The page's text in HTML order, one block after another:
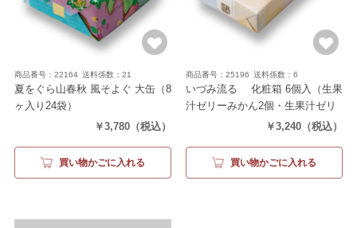
商品番号：22164 送料係数：21
夏をぐら山春秋 風そよぐ 大缶（8
ヶ入り24袋）
￥3,780 （税込）
買い物かごに入れる
商品番号：25196 送料係数：6
いづみ流るゝ 化粧箱 6個入
（生果
汁ゼリーみかん2個・生果汁ゼリ
ーもも2個・生水羊羹2個）
￥3,240 （税込）
買い物かごに入れる